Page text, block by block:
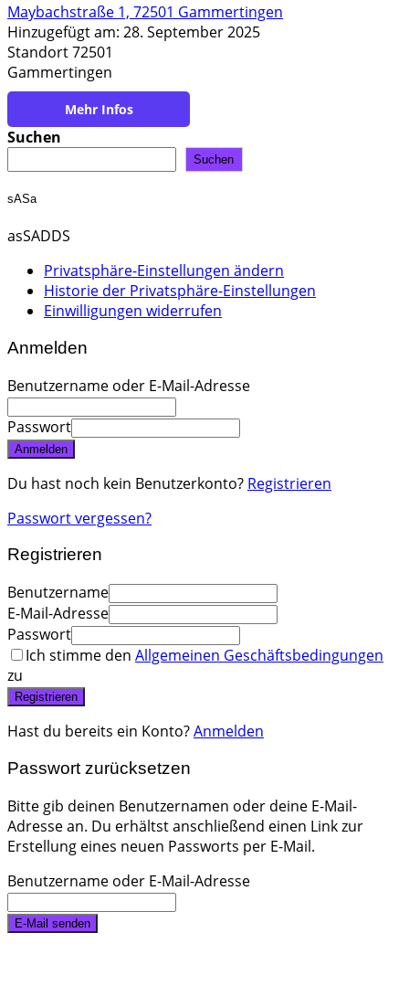
Maybachstraße 1, 72501 Gammertingen
Hinzugefügt am: 28. September 2025
Standort 72501
Gammertingen
https://www.robert-ott-sfh.de/
Suchen
Suchen
sASa
asSADDS
Privatsphäre-Einstellungen ändern
Historie der Privatsphäre-Einstellungen
Einwilligungen widerrufen
Anmelden
Benutzername oder E-Mail-Adresse
Passwort
Anmelden
Du hast noch kein Benutzerkonto? Registrieren
Passwort vergessen?
Registrieren
Benutzername
E-Mail-Adresse
Passwort
Ich stimme den Allgemeinen Geschäftsbedingungen
zu
Registrieren
Hast du bereits ein Konto?Anmelden
Passwort zurücksetzen
Bitte gib deinen Benutzernamen oder deine E-Mail-
Adresse an. Du erhältst anschließend einen Link zur
Erstellung eines neuen Passworts per E-Mail.
Benutzername oder E-Mail-Adresse
E-Mail senden